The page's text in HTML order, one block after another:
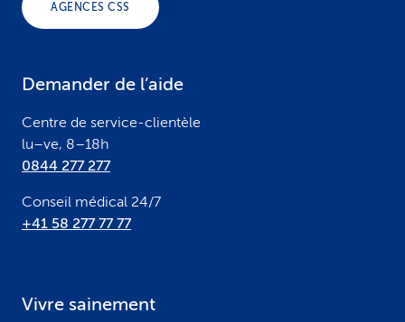
AGENCES CSS
Demander de l’aide
Centre de service-clientèle
lu–ve, 8–18h
0844 277 277
Conseil médical 24/7
+41 58 277 77 77
Vivre sainement